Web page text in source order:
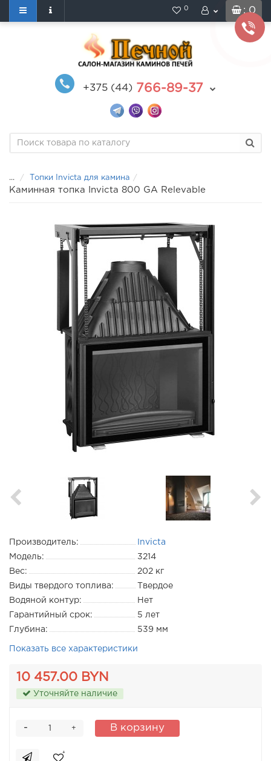
: 0
0
+375 (44) 766-89-37
... Топки Invicta для камина
Каминная топка Invicta 800 GA Relevable
Производитель:
Invicta
Модель:
3214
Вес:
202 кг
Виды твердого топлива:
Твердое
Водяной контур:
Нет
Гарантийный срок:
5 лет
Глубина:
539 мм
Показать все характеристики
10 457.00 BYN
Уточняйте наличие
+
- В корзину